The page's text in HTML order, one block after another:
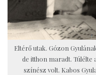
Eltérő utak. Gózon
de itthon maradt. Túlélte
színész volt. Kabos